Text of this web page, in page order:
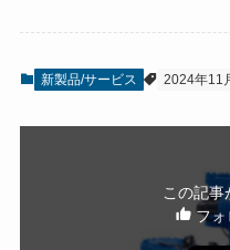
新製品/サービス 2024年11
この記事
フォ